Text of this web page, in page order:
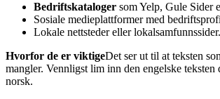
Bedriftskataloger som Yelp, Gule Sider
Sosiale medieplattformer med
Lokale nettsteder eller lokalsamfunnssider.
Hvorfor de er viktigeDet ser ut til at teksten
mangler. Vennligst lim inn den engelske
norsk.